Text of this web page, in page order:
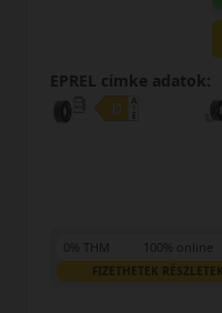
EPREL cimke adatok:
0% THM 100% online
FIZETHETEK